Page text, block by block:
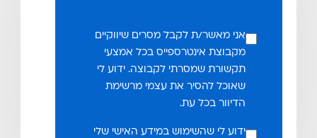
אני מאשר/ת לקבל מסרים שיווקיים
מקבוצת אינטרספייס בכל אמצעי
תקשורת שמסרתי לקבוצה. ידוע לי
שאוכל להסיר את עצמי מרשימת
הדיוור בכל עת.
ידוע לי שהשימוש במידע האישי שלי